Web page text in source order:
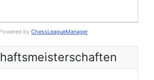
Powered by ChessLeagueManager